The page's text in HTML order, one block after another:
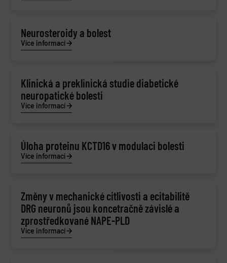
Neurosteroidy a bolest
Více informací
Klinická a preklinická studie diabetické
neuropatické bolesti
Více informací
Úloha proteinu KCTD16 v modulaci bolesti
Více informací
Změny v mechanické citlivosti a ecitabilitě
DRG neuronů jsou koncetračně závislé a
zprostředkované NAPE-PLD
Více informací